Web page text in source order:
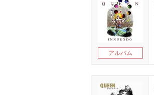
アルバム